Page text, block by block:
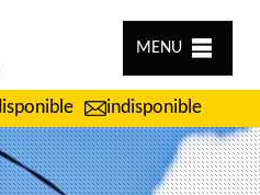
MENU
indisponible